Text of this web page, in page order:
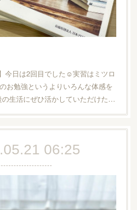
今日は2回目でした☺︎実習はミツロ
お勉強というよりいろんな体感を
の生活にぜひ活かしていただけた…
06:25